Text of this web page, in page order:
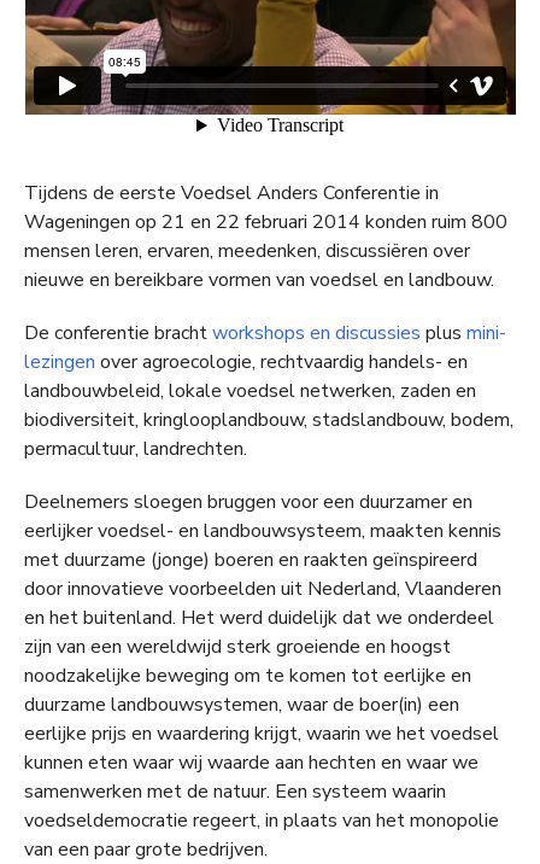
Tijdens de eerste Voedsel Anders Conferentie in
Wageningen op 21 en 22 februari 2014 konden ruim 800
mensen leren, ervaren, meedenken, discussiëren over
nieuwe en bereikbare vormen van voedsel en landbouw.
De conferentie brachtworkshops en discussies plus mini-
lezingen over agroecologie, rechtvaardig handels- en
landbouwbeleid, lokale voedsel netwerken, zaden en
biodiversiteit, kringlooplandbouw, stadslandbouw, bodem,
permacultuur, landrechten.
Deelnemers sloegen bruggen voor een duurzamer en
eerlijker voedsel- en landbouwsysteem, maakten kennis
met duurzame (jonge) boeren en raakten geïnspireerd
door innovatieve voorbeelden uit Nederland, Vlaanderen
en het buitenland. Het werd duidelijk dat we onderdeel
zijn van een wereldwijd sterk groeiende en hoogst
noodzakelijke beweging om te komen tot eerlijke en
duurzame landbouwsystemen, waar de boer(in) een
eerlijke prijs en waardering krijgt, waarin we het voedsel
kunnen eten waar wij waarde aan hechten en waar we
samenwerken met de natuur. Een systeem waarin
voedseldemocratie regeert, in plaats van het monopolie
van een paar grote bedrijven.